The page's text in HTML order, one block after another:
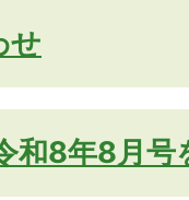
せ
和8年8月号